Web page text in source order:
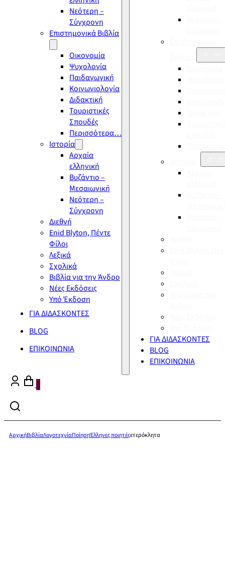
Νεότερη –
Σύγχρονη
Επιστημονικά Βιβλία
Οικονομία
Ψυχολογία
Παιδαγωγική
Κοινωνιολογία
Διδακτική
Τουριστικές
Σπουδές
Περισσότερα…
Ιστορία
Αρχαία
ελληνική
Βυζάντιο –
Μεσαιωνική
Νεότερη –
Σύγχρονη
Διεθνή
Enid Blyton, Πέντε
Φίλοι
Λεξικά
Σχολικά
Βιβλία για την Άνδρο
Νέες Εκδόσεις
Υπό Έκδοση
ΓΙΑ ΔΙΔΑΣΚΟΝΤΕΣ
BLOG
ΕΠΙΚΟΙΝΩΝΙΑ
ΓΙΑ ΔΙΔΑΣΚΟΝΤΕΣ
BLOG
ΕΠΙΚΟΙΝΩΝΙΑ
0
ΑρχικήΒιβλίαΛογοτεχνίαΠοίησηΈλληνες ποιητέςετερόκλητα